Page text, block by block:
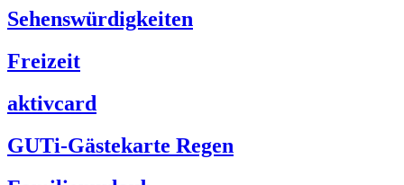
Sehenswürdigkeiten
Freizeit
aktivcard
GUTi-Gästekarte Regen